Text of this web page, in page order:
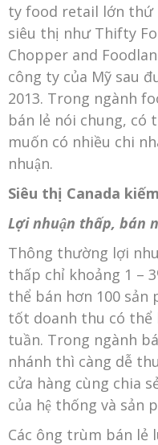
ty food retail lớn thứ
siêu thị như Thifty
Chopper and
công ty của Mỹ sau
2013. Trong ngành
bán lẻ nói chung, có
muốn có nhiều chi
nhuận.
Siêu thị Canada
Lợi nhuận thấp, bán
Thông thường lợi
thấp chỉ khoảng 1 –
thể bán hơn 100
tốt doanh thu có thể
tuần. Trong ngành
nhánh thì càng dễ
cửa hàng cùng chia
của hệ thống và sản
Các ông trùm bán lẻ